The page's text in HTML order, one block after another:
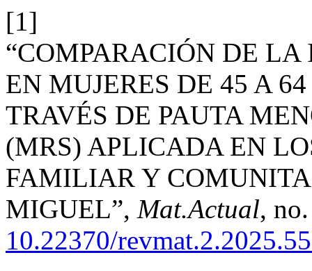
[1]
“COMPARACIÓN DE
EN MUJERES DE 45 A
TRAVÉS DE PAUTA
(MRS) APLICADA EN
FAMILIAR Y
MIGUEL”, Mat.Actual,
10.22370/